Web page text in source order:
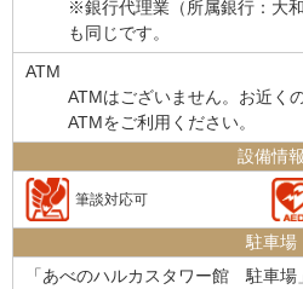
※銀行代理業（所属銀行：大
も同じです。
ATM
ATMはございません。お近く
ATMをご利用ください。
設備情報
筆談対応可
駐車場
「あべのハルカスタワー館 駐車場